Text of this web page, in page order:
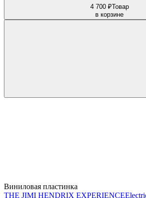
4 700 ₽Товар
в корзине
Виниловая пластинка
THE JIMI HENDRIX EXPERIENCE